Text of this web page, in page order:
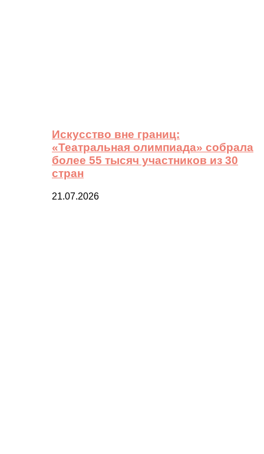
Искусство вне границ:
«Театральная олимпиада» собрала
более 55 тысяч участников из 30
стран
21.07.2026